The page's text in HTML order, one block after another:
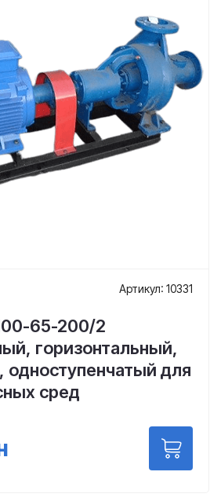
Артикул: 10331
65-200/2
горизонтальный,
одноступенчатый для
сред